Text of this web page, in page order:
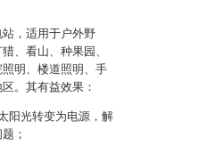
，适用于户外野
、看山、种果园、
明、楼道照明、手
。其有益效果：
阳光转变为电源，解
；